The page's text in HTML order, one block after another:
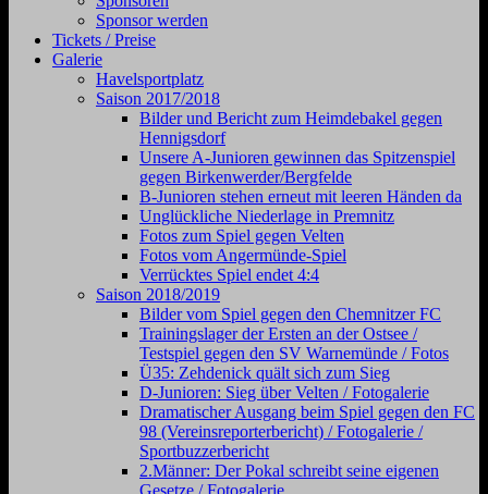
Sponsor werden
Tickets / Preise
Galerie
Havelsportplatz
Saison 2017/2018
Bilder und Bericht zum Heimdebakel gegen
Hennigsdorf
Unsere A-Junioren gewinnen das Spitzenspiel
gegen Birkenwerder/Bergfelde
B-Junioren stehen erneut mit leeren Händen da
Unglückliche Niederlage in Premnitz
Fotos zum Spiel gegen Velten
Fotos vom Angermünde-Spiel
Verrücktes Spiel endet 4:4
Saison 2018/2019
Bilder vom Spiel gegen den Chemnitzer FC
Trainingslager der Ersten an der Ostsee /
Testspiel gegen den SV Warnemünde / Fotos
Ü35: Zehdenick quält sich zum Sieg
D-Junioren: Sieg über Velten / Fotogalerie
Dramatischer Ausgang beim Spiel gegen den FC
98 (Vereinsreporterbericht) / Fotogalerie /
Sportbuzzerbericht
2.Männer: Der Pokal schreibt seine eigenen
Gesetze / Fotogalerie